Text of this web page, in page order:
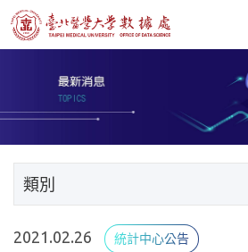
類別
2021.02.26 統計中心公告